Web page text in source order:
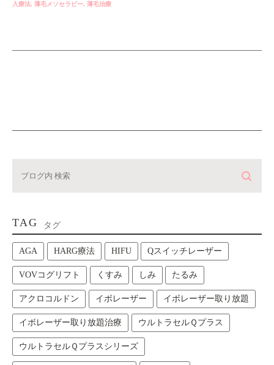
入療法, 薄毛メソセラピー, 薄毛治療
TAG タグ
AGA HARG療法 HIFU Qスイッチレーザー
VOVコグリフト くすみ しみ たるみ
アクロコルドン イボレーザー イボレーザー取り放題
イボレーザー取り放題治療 ウルトラセルＱプラス
ウルトラセルＱプラスシリーズ